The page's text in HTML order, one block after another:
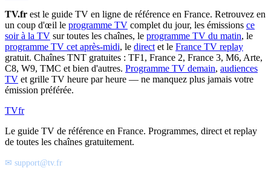
TV.fr est le guide TV en ligne de référence en France. Retrouvez en
un coup d'œil le programme TV complet du jour, les émissions ce
soir à la TV sur toutes les chaînes, le programme TV du matin, le
programme TV cet après-midi, le direct et le France TV replay
gratuit. Chaînes TNT gratuites : TF1, France 2, France 3, M6, Arte,
C8, W9, TMC et bien d'autres. Programme TV demain, audiences
TV et grille TV heure par heure — ne manquez plus jamais votre
émission préférée.
TVfr
Le guide TV de référence en France. Programmes, direct et replay
de toutes les chaînes gratuitement.
✉ support@tv.fr